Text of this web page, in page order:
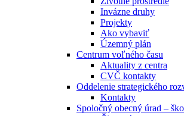
Invázne druhy
Projekty
Ako vybaviť
Územný plán
Centrum voľného času
Aktuality z centra
CVČ kontakty
Oddelenie strategického
Kontakty
Spoločný obecný úrad –